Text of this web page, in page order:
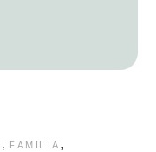
, FAMILIA ,